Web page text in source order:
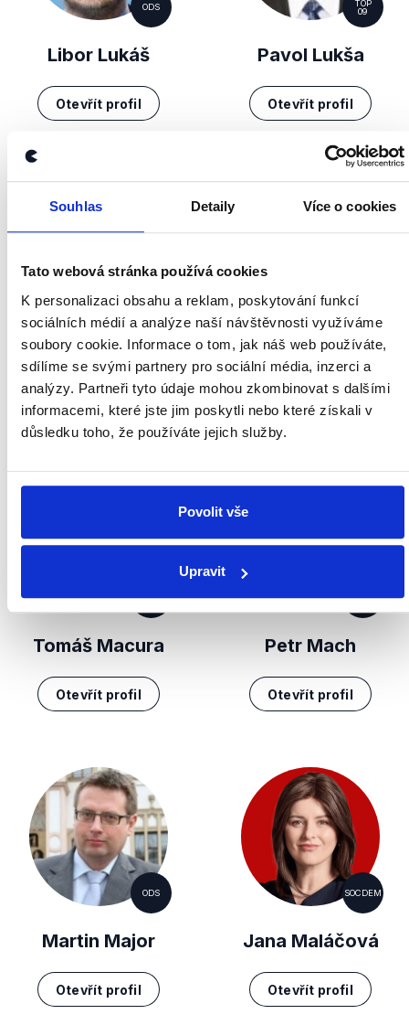
Souhlas Detaily Více o cookies
Tato webová stránka používá cookies
K personalizaci obsahu a reklam, poskytování funkcí
sociálních médií a analýze naší návštěvnosti využíváme
soubory cookie. Informace o tom, jak náš web používáte,
sdílíme se svými partnery pro sociální média, inzerci a
analýzy. Partneři tyto údaje mohou zkombinovat s dalšími
informacemi, které jste jim poskytli nebo které získali v
důsledku toho, že používáte jejich služby.
Povolit vše
Upravit
ODS
Libor Lukáš
Otevřít profil
TOP
09
Pavol Lukša
Otevřít profil
KSČM
Leo Luzar
Otevřít profil
KSČM
Stanislav Mackovík
ANO
Tomáš Macura
Otevřít profil
SPD
Petr Mach
Otevřít profil
ODS
Martin Major
Otevřít profil
SOCDEM
Jana Maláčová
Otevřít profil